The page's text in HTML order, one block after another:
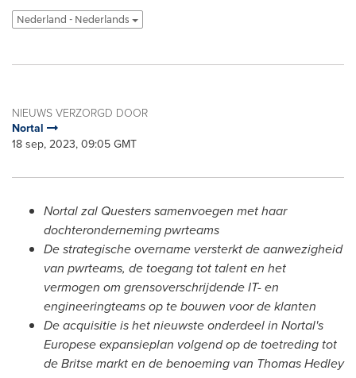
Nederland - Nederlands
NIEUWS VERZORGD DOOR
Nortal
18 sep, 2023, 09:05 GMT
Nortal zal Questers samenvoegen met haar
dochteronderneming pwrteams
De strategische overname versterkt de aanwezigheid
van pwrteams, de toegang tot talent en het
vermogen om grensoverschrijdende IT- en
engineeringteams op te bouwen voor de klanten
De acquisitie is het nieuwste onderdeel in Nortal's
Europese expansieplan volgend op de toetreding tot
de Britse markt en de benoeming van Thomas Hedley